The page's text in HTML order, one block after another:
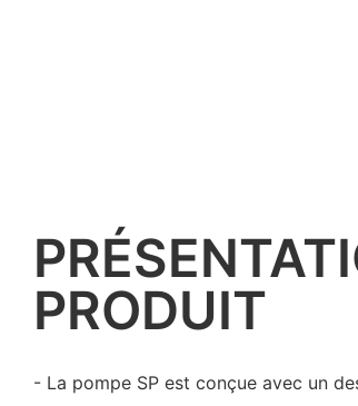
PRODUIT
- La pompe SP est conçue avec un